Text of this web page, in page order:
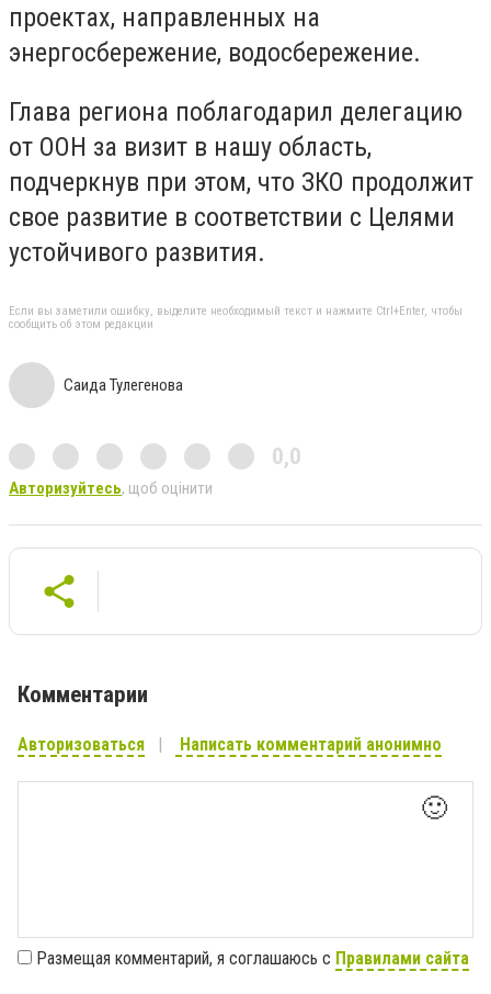
проектах, направленных на
энергосбережение, водосбережение.
Глава региона поблагодарил делегацию
от ООН за визит в нашу область,
подчеркнув при этом, что ЗКО продолжит
свое развитие в соответствии с Целями
устойчивого развития.
Если вы заметили ошибку, выделите необходимый текст и нажмите Ctrl+Enter, чтобы
сообщить об этом редакции
Саида Тулегенова
0,0
Авторизуйтесь, щоб оцінити
Комментарии
Авторизоваться Написать комментарий анонимно
🙂
Размещая комментарий, я соглашаюсь с Правилами сайта